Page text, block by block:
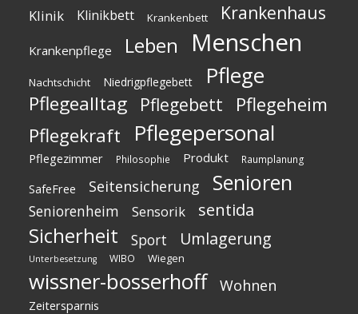
Klinik Klinikbett Krankenbett Krankenhaus
Krankenpflege Leben Menschen
Nachtschicht Niedrigpflegebett Pflege
Pflegealltag Pflegebett
Pflegeheim
Pflegekraft
Pflegepersonal
Pflegezimmer Philosophie Produkt Raumplanung
SafeFree Seitensicherung Senioren
Seniorenheim Sensorik sentida
Sicherheit Sport Umlagerung
Unterbesetzung WIBO Wiegen
wissner-bosserhoff Wohnen
Zeitersparnis